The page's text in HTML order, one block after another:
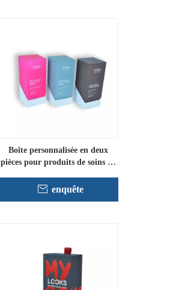
Boîte personnalisée en deux
pièces pour produits de soins de
enquête